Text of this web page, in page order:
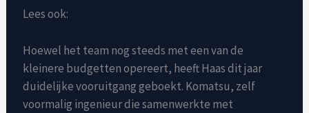
Lees ook:
Hoewel het team nog steeds met een van de
kleinere budgetten opereert, heeft Haas dit jaar
duidelijke vooruitgang geboekt. Komatsu, zelf
voormalig ingenieur die samenwerkte met